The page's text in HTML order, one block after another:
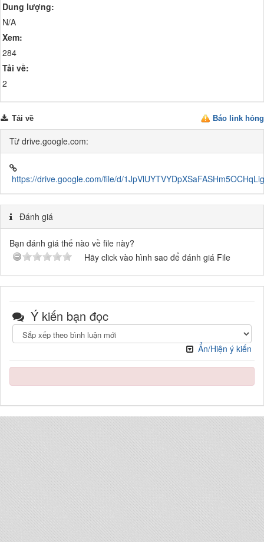
Dung lượng:
N/A
Xem:
284
Tải về:
2
Báo link hỏng
Tải về
Từ drive.google.com:
https://drive.google.com/file/d/
Đánh giá
Bạn đánh giá thế nào về file này?
Hãy click vào hình sao để đánh giá File
Ý kiến bạn đọc
Ẩn/Hiện ý kiến